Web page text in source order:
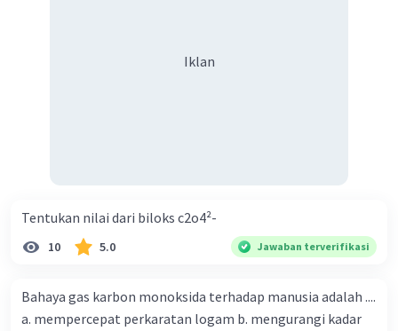
Iklan
Tentukan nilai dari biloks c2o4²-
10 5.0 Jawaban terverifikasi
Bahaya gas karbon monoksida terhadap manusia adalah ....
a. mempercepat perkaratan logam b. mengurangi kadar